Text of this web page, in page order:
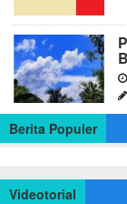
Berita Populer
Videotorial